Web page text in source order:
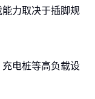
力取决于插脚规
电桩等高负载设